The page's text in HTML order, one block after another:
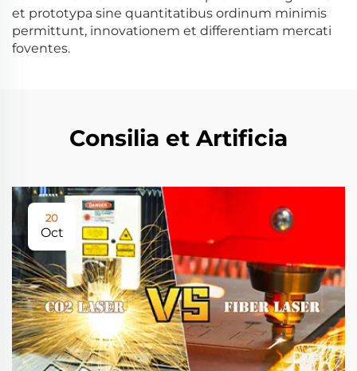
et prototypa sine quantitatibus ordinum minimis
permittunt, innovationem et differentiam mercati
foventes.
Consilia et Artificia
20
Oct